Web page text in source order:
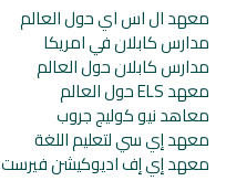
معهد ال اس اي حول العالم
مدارس كابلان في امريكا
مدارس كابلان حول العالم
معهد ELS حول العالم
معاهد نيو كوليج جروب
معهد إي سي لتعليم اللغة
معهد إي إف اديوكيشن فيرست